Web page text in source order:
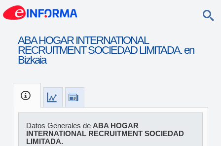
ABA HOGAR INTERNATIONAL
RECRUITMENT SOCIEDAD LIMITADA. en
Bizkaia
Datos Generales de ABA HOGAR
INTERNATIONAL RECRUITMENT SOCIEDAD
LIMITADA.